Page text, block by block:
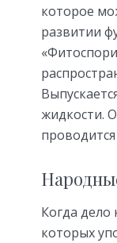
которое
развитии
жидкости.
Когда дело
которых